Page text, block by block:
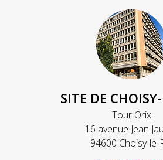
SITE DE
Tour Orix
16 avenue Jean
94600 Choisy-le-